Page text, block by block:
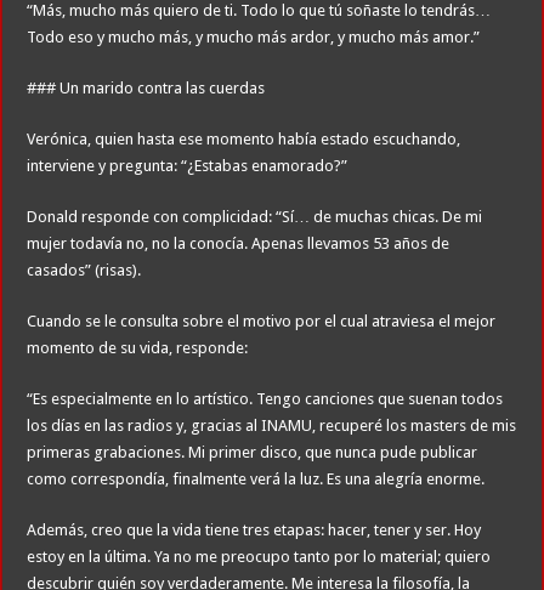
“Más, mucho más quiero de ti. Todo lo que tú soñaste lo tendrás…
Todo eso y mucho más, y mucho más ardor, y mucho más amor.”
### Un marido contra las cuerdas
Verónica, quien hasta ese momento había estado escuchando,
interviene y pregunta: “¿Estabas enamorado?”
Donald responde con complicidad: “Sí… de muchas chicas. De mi
mujer todavía no, no la conocía. Apenas llevamos 53 años de
casados” (risas).
Cuando se le consulta sobre el motivo por el cual atraviesa el mejor
momento de su vida, responde:
“Es especialmente en lo artístico. Tengo canciones que suenan todos
los días en las radios y, gracias al INAMU, recuperé los masters de mis
primeras grabaciones. Mi primer disco, que nunca pude publicar
como correspondía, finalmente verá la luz. Es una alegría enorme.
Además, creo que la vida tiene tres etapas: hacer, tener y ser. Hoy
estoy en la última. Ya no me preocupo tanto por lo material; quiero
descubrir quién soy verdaderamente. Me interesa la filosofía, la